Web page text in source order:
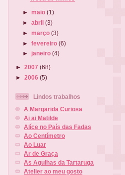
►maio(1)
►abril(3)
►março(3)
►fevereiro(6)
► janeiro(4)
► 2007 (68)
► 2006 (5)
Lindos trabalhos
A Margarida Curiosa
Ai ai Matilde
Alíce no País das Fadas
Ao Centímetro
Ao Luar
Ar de Graça
As Agulhas da Tartaruga
Atelier ao meu gosto